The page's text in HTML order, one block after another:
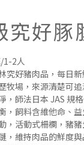
究好豚
1-2人
究好豬肉品，每日
牧場，來源清楚可追
，師法日本 JAS 規格
，飼料含維他命、益
，活動式柵欄，豬豬
，維持肉品的鮮度與